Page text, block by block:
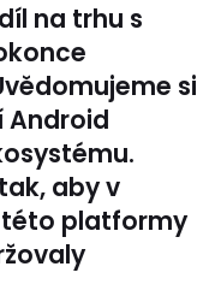
na trhu s
si
aby v
platformy